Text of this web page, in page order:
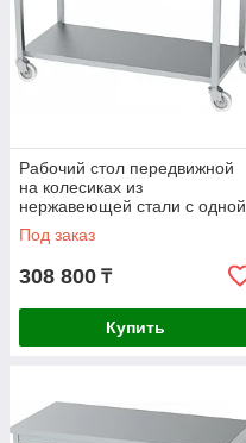
Рабочий стол передвижной
на колесиках из
нержавеющей стали с одной
полкой AISI 304
1000x600x850mm
Под заказ
308 800 ₸
Купить